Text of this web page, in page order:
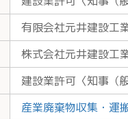
有限会社元井建設工
株式会社元井建設工
建設業許可〈知事（
産業廃棄物収集・運